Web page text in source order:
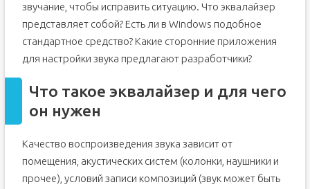
звучание, чтобы исправить ситуацию. Что эквалайзер
представляет собой? Есть ли в Windows подобное
стандартное средство? Какие сторонние приложения
для настройки звука предлагают разработчики?
Что такое эквалайзер и для чего
он нужен
Качество воспроизведения звука зависит от
помещения, акустических систем (колонки, наушники и
прочее), условий записи композиций (звук может быть